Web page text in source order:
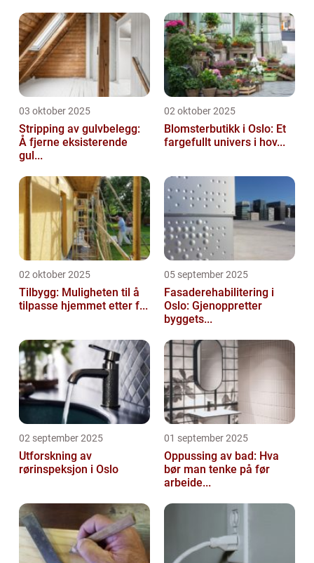
03 oktober 2025
Stripping av gulvbelegg:
Å fjerne eksisterende
gul...
02 oktober 2025
Blomsterbutikk i Oslo: Et
fargefullt univers i hov...
02 oktober 2025
Tilbygg: Muligheten til å
tilpasse hjemmet etter f...
05 september 2025
Fasaderehabilitering i
Oslo: Gjenoppretter
byggets...
02 september 2025
Utforskning av
rørinspeksjon i Oslo
01 september 2025
Oppussing av bad: Hva
bør man tenke på før
arbeide...